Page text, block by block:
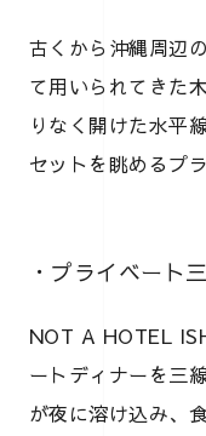
古くから沖縄周辺
て用いられてきた
りなく開けた水平
セットを眺めるプ
・プライベート
NOT A HOTEL
ートディナーを三
が夜に溶け込み、